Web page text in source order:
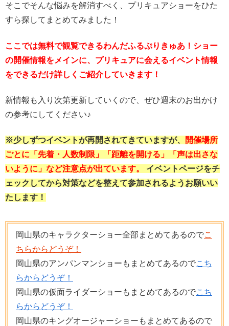
そこでそんな悩みを解消すべく、プリキュアショーをひた
すら探してまとめてみました！
ここでは無料で観覧できるわんだふるぷりきゅあ！ショー
の開催情報をメインに、プリキュアに会えるイベント情報
をできるだけ詳しくご紹介していきます！
新情報も入り次第更新していくので、ぜひ週末のお出かけ
の参考にしてください♪
※少しずつイベントが再開されてきていますが、
開催場所
ごとに「先着・人数制限」「距離を開ける」「声は出さな
いように」など注意点が出ています。 イベントページをチ
ェックしてから対策などを整えて参加されるようお願いい
たします！
岡山県のキャラクターショー全部まとめてあるのでこ
ちらからどうぞ！
岡山県のアンパンマンショーもまとめてあるのでこち
らからどうぞ！
岡山県の仮面ライダーショーもまとめてあるのでこち
らからどうぞ！
岡山県のキングオージャーショーもまとめてあるので